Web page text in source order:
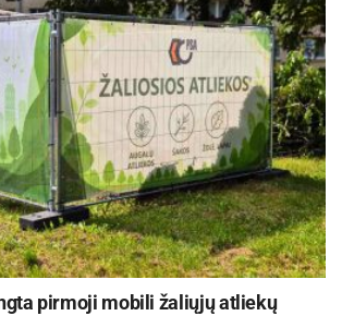
Barvičiūtės, Kristinos
Šaučiūnaitės ir Gyčio Krivicko
pirmoji mobili žaliųjų atliekų